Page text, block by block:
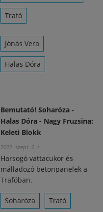
Trafó
Jónás Vera
Halas Dóra
Bemutató! Soharóza -
Halas Dóra - Nagy Fruzsina:
Keleti Blokk
2022. szept. 6. /
Harsogó vattacukor és
málladozó betonpanelek a
Trafóban.
Soharóza Trafó